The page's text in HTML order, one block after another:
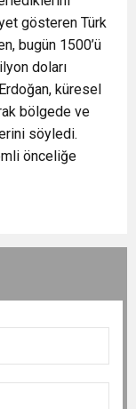
gösteren Türk
bugün 1500’ü
doları
küresel
bölgede ve
söyledi.
önceliğe